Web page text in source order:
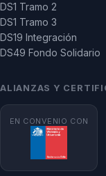
DS1 Tramo 2
DS1 Tramo 3
DS19 Integración
DS49 Fondo Solidario
ALIANZAS Y
EN CONVENIO CON